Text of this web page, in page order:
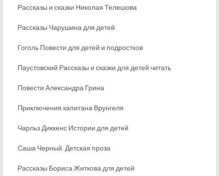
Рассказы и сказки Николая Телешова
Рассказы Чарушина для детей
Гоголь Повести для детей и подростков
Паустовский Рассказы и сказки для детей читать
Повести Александра Грина
Приключения капитана Врунгеля
Чарльз Диккенс Истории для детей
Саша Черный. Детская проза
Рассказы Бориса Житкова для детей